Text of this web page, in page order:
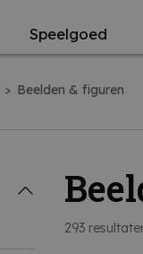
Speelgoed
> Beelden & figuren
293